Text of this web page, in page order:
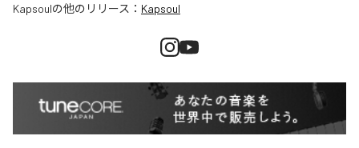
Kapsoulの他のリリース： Kapsoul